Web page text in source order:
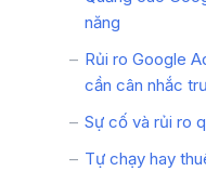
năng
Rủi ro Google
cần cân nhắc
Sự cố và rủi ro
Tự chạy hay